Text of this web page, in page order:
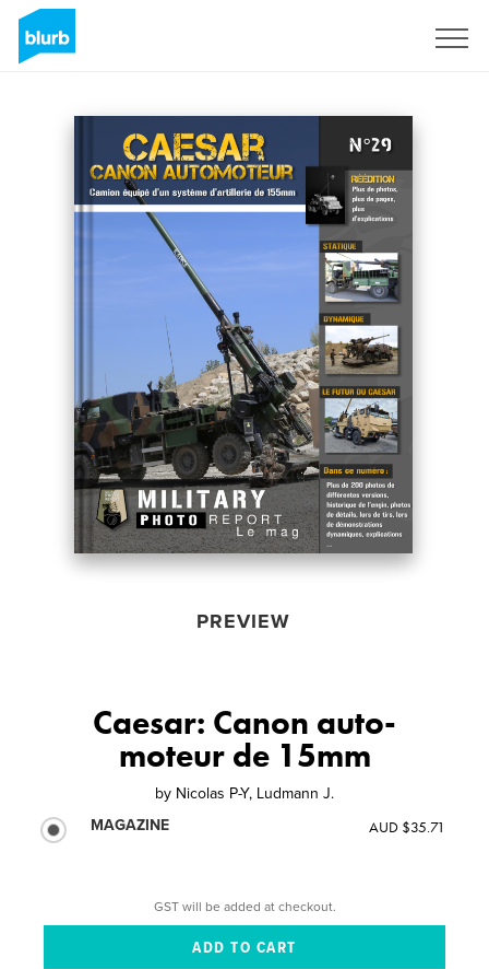
PREVIEW
Caesar: Canon auto-
moteur de 15mm
by Nicolas P-Y, Ludmann J.
MAGAZINE
AUD $35.71
GST will be added at checkout.